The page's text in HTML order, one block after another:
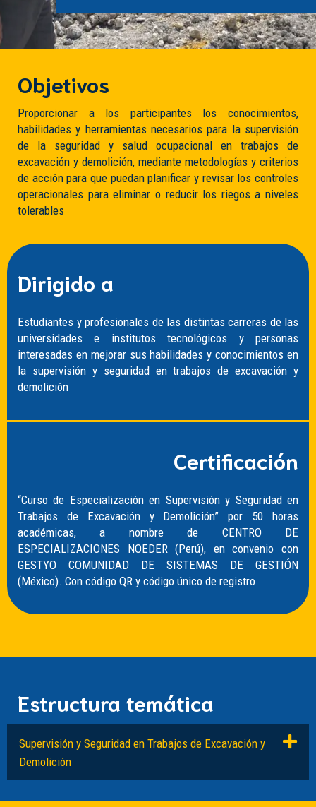
Objetivos
Proporcionar a los participantes los conocimientos,
habilidades y herramientas necesarios para la supervisión
de la seguridad y salud ocupacional en trabajos de
excavación y demolición, mediante metodologías y criterios
de acción para que puedan planificar y revisar los controles
operacionales para eliminar o reducir los riegos a niveles
tolerables
Dirigido a
Estudiantes y profesionales de las distintas carreras de las
universidades e institutos tecnológicos y personas
interesadas en mejorar sus habilidades y conocimientos en
la supervisión y seguridad en trabajos de excavación y
demolición
Certificación
“Curso de Especialización en Supervisión y Seguridad en
Trabajos de Excavación y Demolición” por 50 horas
académicas, a nombre de CENTRO DE
ESPECIALIZACIONES NOEDER (Perú), en convenio con
GESTYO COMUNIDAD DE SISTEMAS DE GESTIÓN
(México). Con código QR y código único de registro
Estructura temática
Supervisión y Seguridad en Trabajos de Excavación y
Demolición